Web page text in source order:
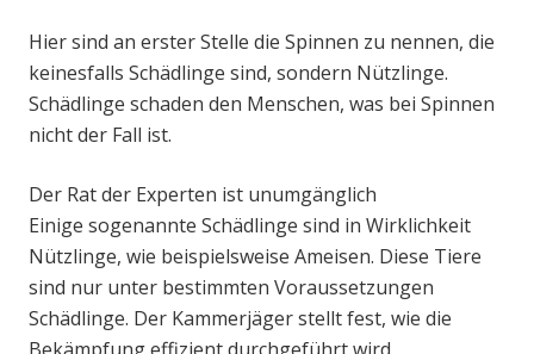
Hier sind an erster Stelle die Spinnen zu nennen, die
keinesfalls Schädlinge sind, sondern Nützlinge.
Schädlinge schaden den Menschen, was bei Spinnen
nicht der Fall ist.
Der Rat der Experten ist unumgänglich
Einige sogenannte Schädlinge sind in Wirklichkeit
Nützlinge, wie beispielsweise Ameisen. Diese Tiere
sind nur unter bestimmten Voraussetzungen
Schädlinge. Der Kammerjäger stellt fest, wie die